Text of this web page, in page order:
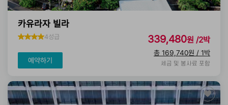
카유라자 빌라
4성급
예약하기
339,480원 /2박
총 169,740원 / 1박
세금 및 봉사료 포함